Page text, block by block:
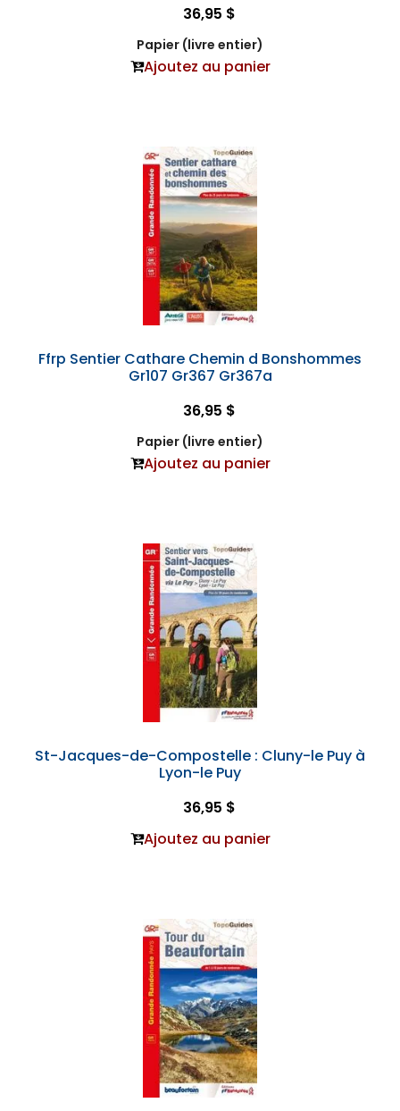
36,95 $
Papier (livre entier)
Ajoutez au panier
Ffrp Sentier Cathare Chemin d Bonshommes
Gr107 Gr367 Gr367a
36,95 $
Papier (livre entier)
Ajoutez au panier
St-Jacques-de-Compostelle : Cluny-le Puy à
Lyon-le Puy
36,95 $
Ajoutez au panier